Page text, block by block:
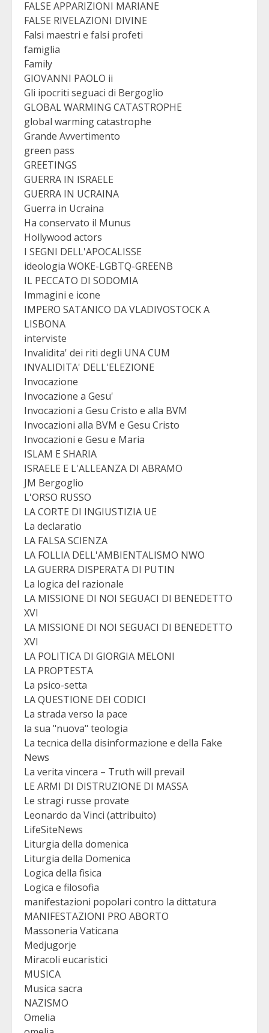
FALSE APPARIZIONI MARIANE
FALSE RIVELAZIONI DIVINE
Falsi maestri e falsi profeti
famiglia
Family
GIOVANNI PAOLO ii
Gli ipocriti seguaci di Bergoglio
GLOBAL WARMING CATASTROPHE
global warming catastrophe
Grande Avvertimento
green pass
GREETINGS
GUERRA IN ISRAELE
GUERRA IN UCRAINA
Guerra in Ucraina
Ha conservato il Munus
Hollywood actors
I SEGNI DELL'APOCALISSE
ideologia WOKE-LGBTQ-GREENB
IL PECCATO DI SODOMIA
Immagini e icone
IMPERO SATANICO DA VLADIVOSTOCK A
LISBONA
interviste
Invalidita' dei riti degli UNA CUM
INVALIDITA' DELL'ELEZIONE
Invocazione
Invocazione a Gesu'
Invocazioni a Gesu Cristo e alla BVM
Invocazioni alla BVM e Gesu Cristo
Invocazioni e Gesu e Maria
ISLAM E SHARIA
ISRAELE E L'ALLEANZA DI ABRAMO
JM Bergoglio
L'ORSO RUSSO
LA CORTE DI INGIUSTIZIA UE
La declaratio
LA FALSA SCIENZA
LA FOLLIA DELL'AMBIENTALISMO NWO
LA GUERRA DISPERATA DI PUTIN
La logica del razionale
LA MISSIONE DI NOI SEGUACI DI BENEDETTO
XVI
LA MISSIONE DI NOI SEGUACI DI BENEDETTO
XVI
LA POLITICA DI GIORGIA MELONI
LA PROPTESTA
La psico-setta
LA QUESTIONE DEI CODICI
La strada verso la pace
la sua "nuova" teologia
La tecnica della disinformazione e della Fake
News
La verita vincera – Truth will prevail
LE ARMI DI DISTRUZIONE DI MASSA
Le stragi russe provate
Leonardo da Vinci (attribuito)
LifeSiteNews
Liturgia della domenica
Liturgia della Domenica
Logica della fisica
Logica e filosofia
manifestazioni popolari contro la dittatura
MANIFESTAZIONI PRO ABORTO
Massoneria Vaticana
Medjugorje
Miracoli eucaristici
MUSICA
Musica sacra
NAZISMO
Omelia